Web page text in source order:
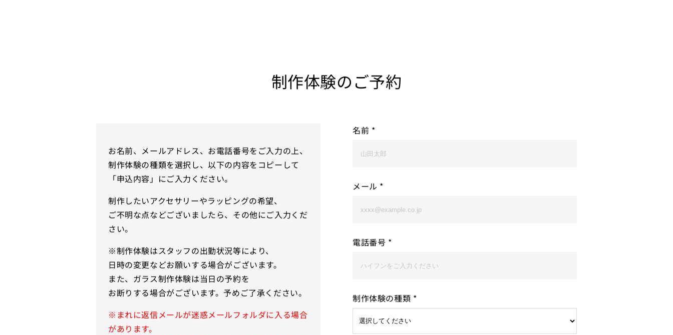
制作体験のご予約
お名前、メールアドレス、お電話番号をご入力の上、
制作体験の種類を選択し、以下の内容をコピーして
「申込内容」にご入力ください。
制作したいアクセサリーやラッピングの希望、
ご不明な点などございましたら、その他にご入力くだ
さい。
※制作体験はスタッフの出勤状況等により、
日時の変更などお願いする場合がございます。
また、ガラス制作体験は当日の予約を
お断りする場合がございます。予めご了承ください。
※まれに返信メールが迷惑メールフォルダに入る場合
があります。
名前 *
メール *
電話番号 *
制作体験の種類 *